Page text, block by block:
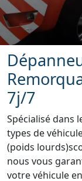
7j/7
Spécialisé dans
types de
(poids
nous vous
votre véhicule